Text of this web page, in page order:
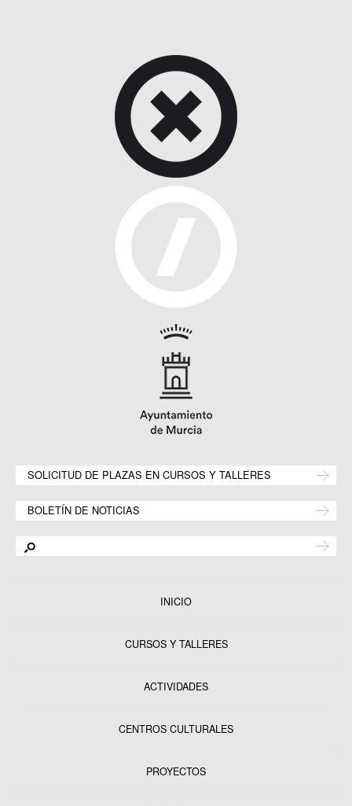
SOLICITUD DE PLAZAS EN CURSOS Y TALLERES
BOLETÍN DE NOTICIAS
INICIO
CURSOS Y TALLERES
ACTIVIDADES
CENTROS CULTURALES
PROYECTOS